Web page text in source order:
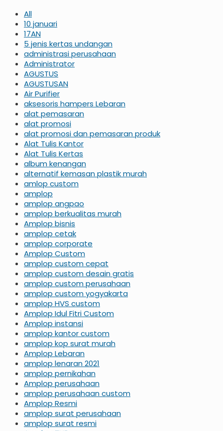
All
10 januari
17AN
5 jenis kertas undangan
administrasi perusahaan
Administrator
AGUSTUS
AGUSTUSAN
Air Purifier
aksesoris hampers Lebaran
alat pemasaran
alat promosi
alat promosi dan pemasaran produk
Alat Tulis Kantor
Alat Tulis Kertas
album kenangan
alternatif kemasan plastik murah
amlop custom
amplop
amplop angpao
amplop berkualitas murah
Amplop bisnis
amplop cetak
amplop corporate
Amplop Custom
amplop custom cepat
amplop custom desain gratis
amplop custom perusahaan
amplop custom yogyakarta
amplop HVS custom
Amplop Idul Fitri Custom
Amplop instansi
amplop kantor custom
amplop kop surat murah
Amplop Lebaran
amplop lenaran 2021
amplop pernikahan
Amplop perusahaan
amplop perusahaan custom
Amplop Resmi
amplop surat perusahaan
amplop surat resmi